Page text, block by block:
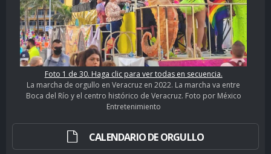
Foto 1 de 30. Haga clic para ver todas en secuencia.
La marcha de orgullo en Veracruz en 2022. La marcha va entre
Boca del Río y el centro histórico de Veracruz. Foto por México
Entretenimiento
CALENDARIO DE ORGULLO